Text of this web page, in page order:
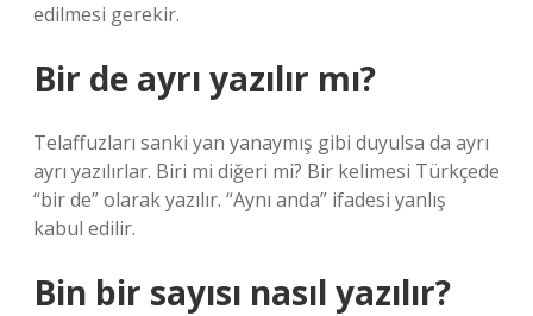
edilmesi gerekir.
Bir de ayrı yazılır mı?
Telaffuzları sanki yan yanaymış gibi duyulsa da ayrı
ayrı yazılırlar. Biri mi diğeri mi? Bir kelimesi Türkçede
“bir de” olarak yazılır. “Aynı anda” ifadesi yanlış
kabul edilir.
Bin bir sayısı nasıl yazılır?